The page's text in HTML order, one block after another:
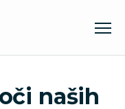
naših